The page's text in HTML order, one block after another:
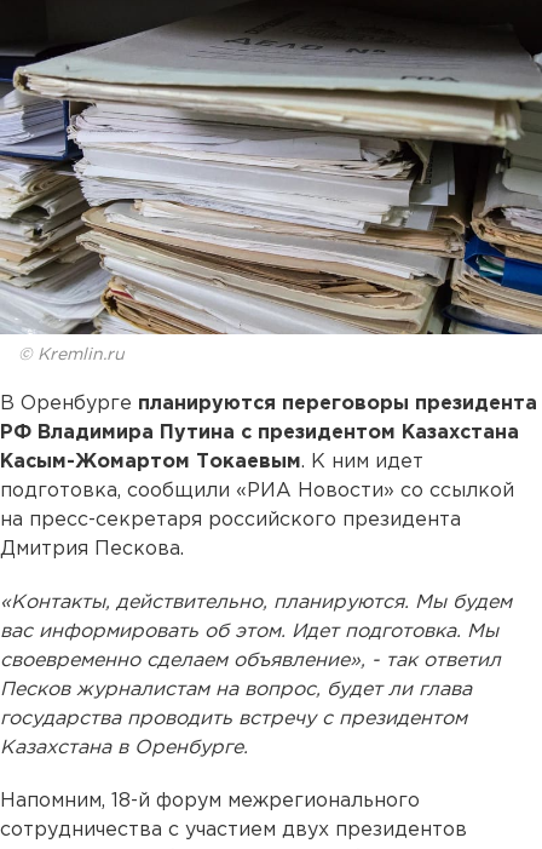
© Kremlin.ru
В Оренбурге планируются переговоры президента
РФ Владимира Путина с президентом Казахстана
Касым-Жомартом Токаевым. К ним идет
подготовка, сообщили «РИА Новости» со ссылкой
на пресс-секретаря российского президента
Дмитрия Пескова.
«Контакты, действительно, планируются. Мы будем
вас информировать об этом. Идет подготовка. Мы
своевременно сделаем объявление», - так ответил
Песков журналистам на вопрос, будет ли глава
государства проводить встречу с президентом
Казахстана в Оренбурге.
Напомним, 18-й форум межрегионального
сотрудничества с участием двух президентов